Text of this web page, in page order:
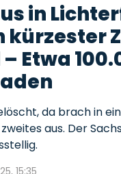
in
kürzester
Etwa
da brach in
aus. Der
15:35